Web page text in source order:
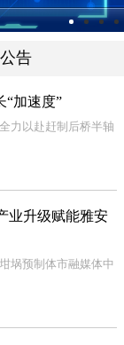
告
“加速度”
力以赴赶制后桥半轴
业升级赋能雅安
埚预制体市融媒体中